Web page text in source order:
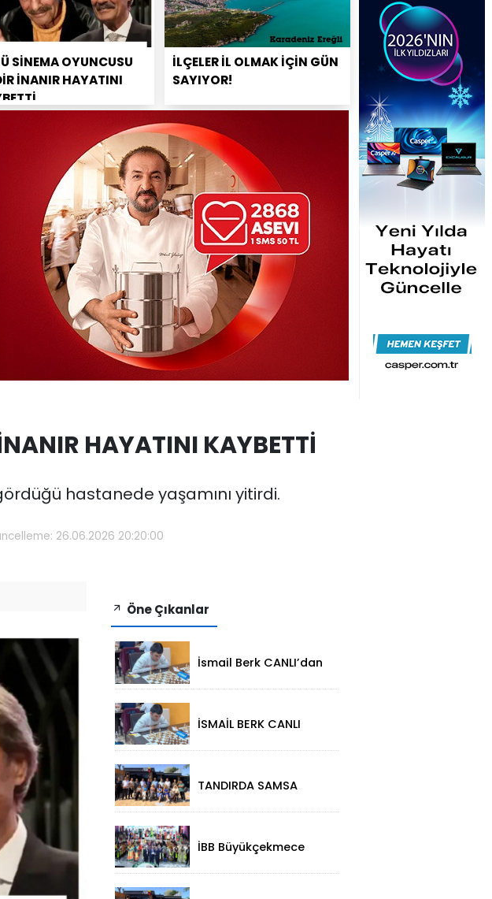
SİNEMA OYUNCUSU
İNANIR HAYATINI
İLÇELER İL OLMAK İÇİN GÜN
SAYIYOR!
HAYATINI KAYBETTİ
hastanede yaşamını yitirdi.
26.06.2026 20:20:00
Öne Çıkanlar
İsmail Berk CANLI’dan
Başarı: 2312
Turnuvaya Damga
Vurdu
İSMAİL BERK CANLI
SATRANÇTA
TANDIRDA SAMSA
KÜÇÜKÇEKMECE
İBB Büyükçekmece
Açılış!